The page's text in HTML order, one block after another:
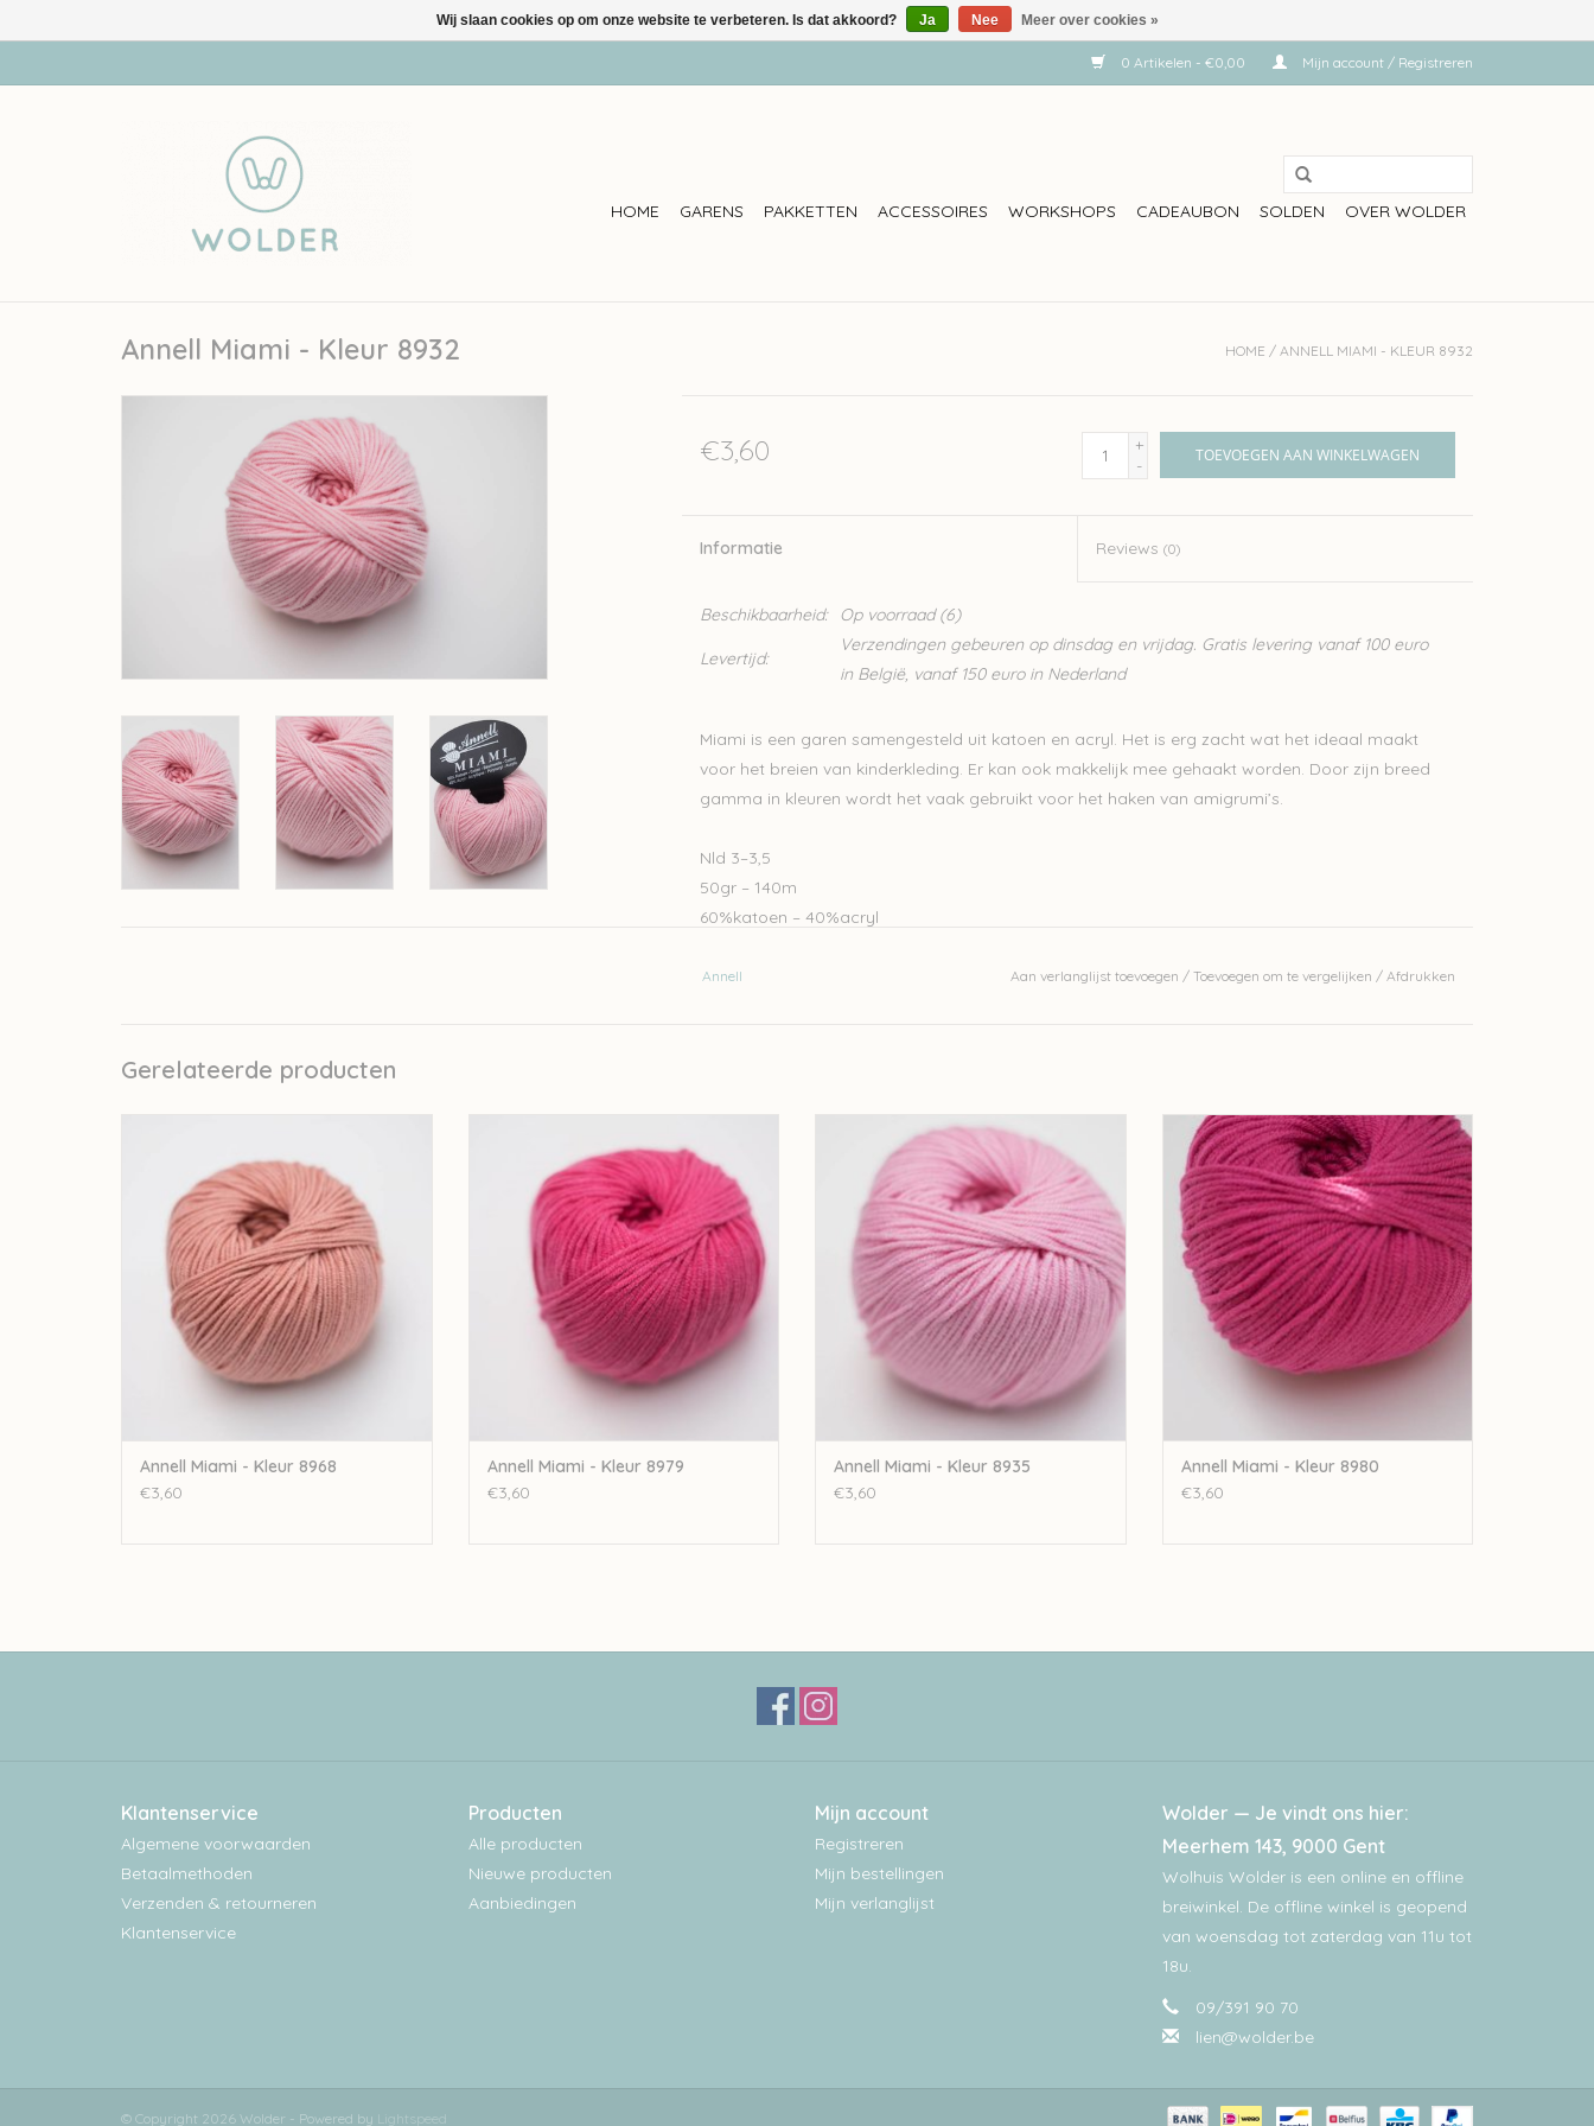
0 Artikelen - €0,00 Mijn account / Registreren
HOME GARENS PAKKETTEN ACCESSOIRES WORKSHOPS CADEAUBON SOLDEN OVER WOLDER
Annell Miami - Kleur 8932 HOME / ANNELL MIAMI - KLEUR 8932
€3,60
+
-
TOEVOEGEN AAN WINKELWAGEN
Informatie Reviews(0)
Beschikbaarheid: Op voorraad(6)
Levertijd:
Verzendingen gebeuren op dinsdag en vrijdag. Gratis levering vanaf 100 euro
in België, vanaf 150 euro in Nederland
Miami is een garen samengesteld uit katoen en acryl. Het is erg zacht wat het ideaal maakt
voor het breien van kinderkleding. Er kan ook makkelijk mee gehaakt worden. Door zijn breed
gamma in kleuren wordt het vaak gebruikt voor het haken van amigrumi’s.
Nld 3–3,5
50gr – 140m
60%katoen – 40%acryl
Annell Aan verlanglijst toevoegen / Toevoegen om te vergelijken / Afdrukken
Gerelateerde producten
TOEVOEGEN AAN WINKELWAGEN
Annell Miami - Kleur 8968
€3,60
TOEVOEGEN AAN WINKELWAGEN
Annell Miami - Kleur 8979
€3,60
Annell Annell Miami - Kleur 8935
TOEVOEGEN AAN WINKELWAGEN
Annell Miami - Kleur 8935
€3,60
Annell Annell Miami - Kleur 8980
TOEVOEGEN AAN WINKELWAGEN
Annell Miami - Kleur 8980
€3,60
Klantenservice
Algemene voorwaarden
Betaalmethoden
Verzenden & retourneren
Klantenservice
Producten
Alle producten
Nieuwe producten
Aanbiedingen
Mijn account
Registreren
Mijn bestellingen
Mijn verlanglijst
Wolder — Je vindt ons hier:
Meerhem 143, 9000 Gent
Wolhuis Wolder is een online en offline
breiwinkel. De offline winkel is geopend
van woensdag tot zaterdag van 11u tot
18u.
09/391 90 70
lien@wolder.be
© Copyright 2026 Wolder - Powered by Lightspeed
Wij slaan cookies op om onze website te verbeteren. Is dat akkoord? Ja Nee Meer over cookies »